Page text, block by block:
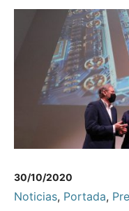
30/10/2020
Noticias, Portada,